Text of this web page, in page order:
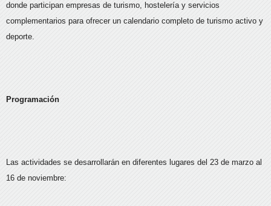
donde participan empresas de turismo, hostelería y servicios
complementarios para ofrecer un calendario completo de turismo activo y
deporte.
Programación
Las actividades se desarrollarán en diferentes lugares del 23 de marzo al
16 de noviembre: